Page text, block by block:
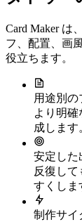
Card Maker は
フ、配置、画
役立ちます。
用途別の
より明
成します
安定した
反復し
すくしま
制作サイ